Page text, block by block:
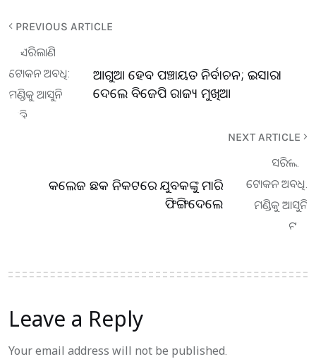
PREVIOUS ARTICLE
ଆଗୁଆ ହେବ ପଞ୍ଚାୟତ ନିର୍ବାଚନ; ଇସାରା
ଦେଲେ ବିଜେପି ରାଜ୍ୟ ମୁଖିଆ
NEXT ARTICLE
କଲେଜ ଛକ ନିକଟରେ ଯୁବକଙ୍କୁ ମାରି
ଫିଙ୍ଗିଦେଲେ
Leave a Reply
Your email address will not be published.